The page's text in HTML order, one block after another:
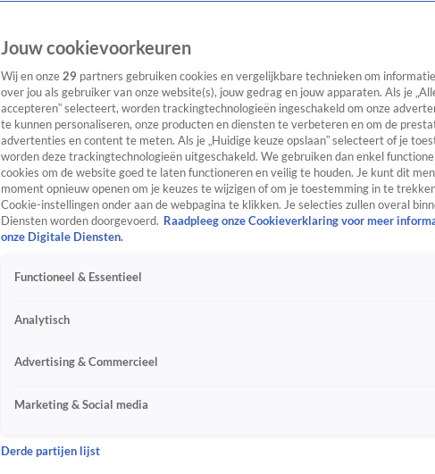
Jouw cookievoorkeuren
Wij en onze 29 partners gebruiken cookies en vergelijkbare technieken om
over jou als gebruiker van onze website(s), jouw gedrag en jouw apparaten. Als je
accepteren” selecteert, worden trackingtechnologieën ingeschakeld om onze
te kunnen personaliseren, onze producten en diensten te verbeteren en om de
advertenties en content te meten. Als je „Huidige keuze opslaan” selecteert of je
worden deze trackingtechnologieën uitgeschakeld. We gebruiken dan enkel
cookies om de website goed te laten functioneren en veilig te houden. Je kunt dit
moment opnieuw openen om je keuzes te wijzigen of om je toestemming in te
Cookie-instellingen onder aan de webpagina te klikken. Je selecties zullen overal
Diensten worden doorgevoerd. Raadpleeg onze Cookieverklaring voor meer
onze Digitale Diensten.
Functioneel & Essentieel
Analytisch
Advertising & Commercieel
Marketing & Social media
Derde partijen lijst